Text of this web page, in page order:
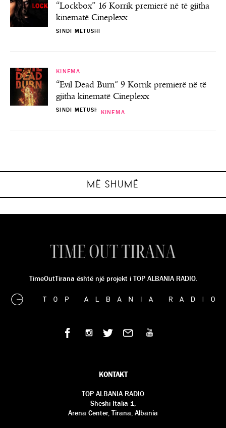
“Lockbox” 16 Korrik premierë në të gjitha
kinematë Cineplexx
SINDI METUSHI
KINEMA
“Evil Dead Burn” 9 Korrik premierë në të
gjitha kinematë Cineplexx
SINDI METUSHI
MË SHUMË
KINEMA
KINEMA
KINEMA
KINEMA
TimeOutTirana është një projekt i TOP ALBANIA RADIO.
KONTAKT
TOP ALBANIA RADIO
Sheshi Italia 1,
Arena Center, Tirana, Albania